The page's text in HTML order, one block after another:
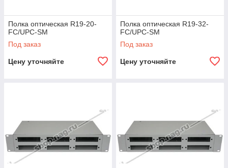
Полка оптическая R19-20-
FC/UPC-SM
Под заказ
Цену уточняйте
Полка оптическая R19-32-
FC/UPC-SM
Под заказ
Цену уточняйте